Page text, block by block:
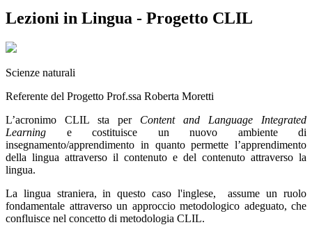
Lezioni in Lingua - Progetto CLIL
Scienze naturali
Referente del Progetto Prof.ssa Roberta Moretti
L’acronimo CLIL sta per Content and Language Integrated
Learning e costituisce un nuovo ambiente di
insegnamento/apprendimento in quanto permette l’apprendimento
della lingua attraverso il contenuto e del contenuto attraverso la
lingua.
La lingua straniera, in questo caso l'inglese, assume un ruolo
fondamentale attraverso un approccio metodologico adeguato, che
confluisce nel concetto di metodologia CLIL.